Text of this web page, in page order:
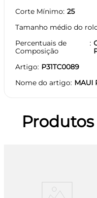
Corte Mínimo 25
Tamanho médio do
Percentuais de
Composição
Artigo P31TC0089
Nome do artigo MAUI